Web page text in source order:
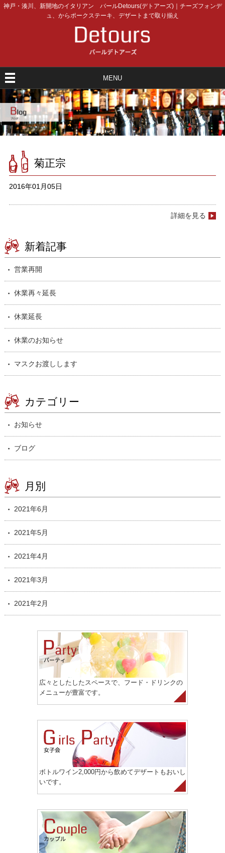
神戸・湊川、新開地のイタリアン バールDetours(デトアーズ)｜チーズフォンデ
ュ、からポークステーキ、デザートまで取り揃え
MENU
菊正宗
2016年01月05日
詳細を見る
新着記事
営業再開
休業再々延長
休業延長
休業のお知らせ
マスクお渡しします
カテゴリー
お知らせ
ブログ
月別
2021年6月
2021年5月
2021年4月
2021年3月
2021年2月
広々としたしたスペースで、フード・ドリンクの
メニューが豊富です。
ボトルワイン2,000円から飲めてデザートもおいし
いです。